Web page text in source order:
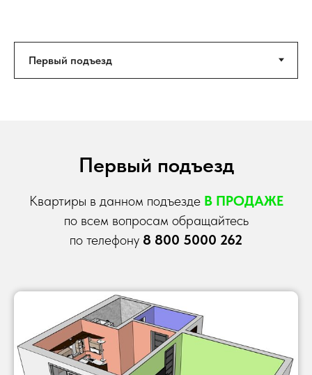
Первый подъезд
Квартиры в данном подъезде В ПРОДАЖЕ
по всем вопросам обращайтесь
по телефону 8 800 5000 262